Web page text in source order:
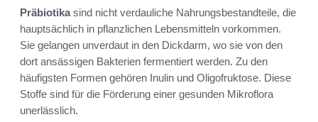
Präbiotikasind nicht verdauliche Nahrungsbestandteile, die
hauptsächlich in pflanzlichen Lebensmitteln vorkommen.
Sie gelangen unverdaut in den Dickdarm, wo sie von den
dort ansässigen Bakterien fermentiert werden. Zu den
häufigsten Formen gehören Inulin und Oligofruktose. Diese
Stoffe sind für die Förderung einer gesunden Mikroflora
unerlässlich.